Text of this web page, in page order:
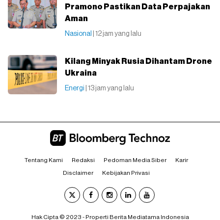
Pramono Pastikan Data Perpajakan
Aman
Nasional | 12 jam yang lalu
Kilang Minyak Rusia Dihantam Drone
Ukraina
Energi | 13 jam yang lalu
Tentang Kami Redaksi Pedoman Media Siber Karir
Disclaimer Kebijakan Privasi
Hak Cipta © 2023 - Properti Berita Mediatama Indonesia